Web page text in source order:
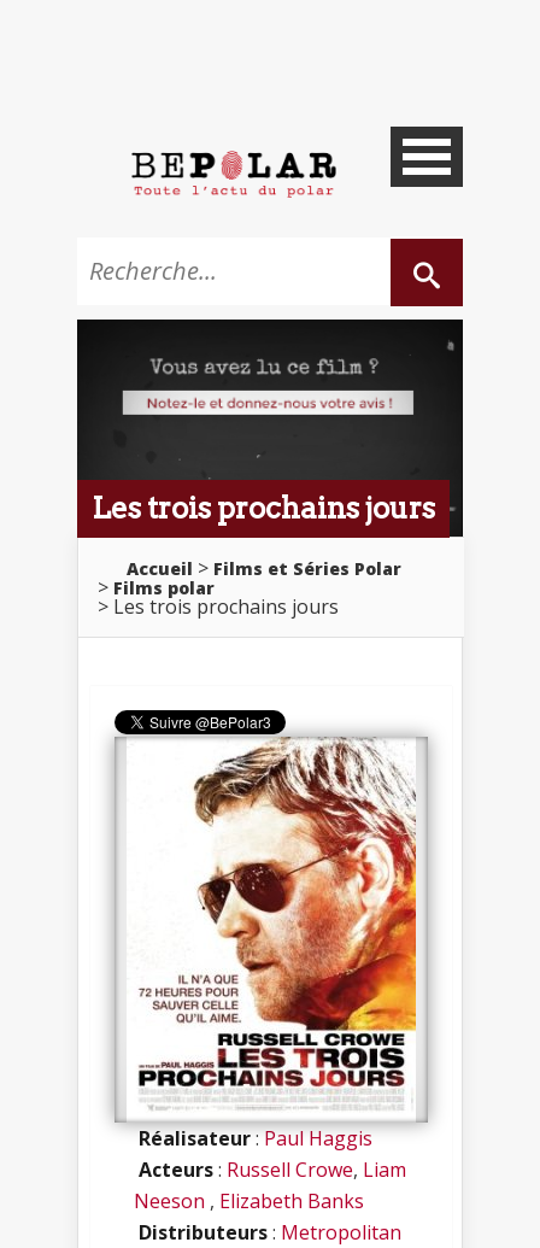
Les trois prochains jours
Accueil
Films et Séries Polar
Films polar
Les trois prochains jours
Réalisateur:Paul Haggis
Acteurs: Russell Crowe, Liam
Neeson , Elizabeth Banks
Distributeurs: Metropolitan